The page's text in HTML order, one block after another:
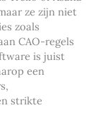
ze zijn niet
zoals
CAO-regels
is juist
een
strikte